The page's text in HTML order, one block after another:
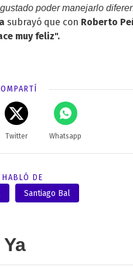
poder manejarlo
subrayó que con Roberto
muy feliz".
Twitter Whatsapp
HABLÓ DE
Santiago Bal